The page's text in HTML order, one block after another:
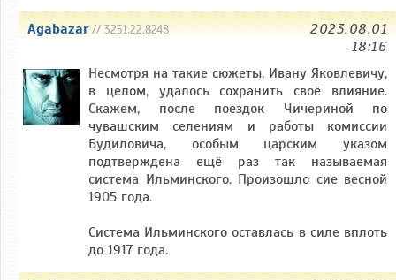
Agabazar// 3251.22.8248
2023.08.01
18:16
Несмотря на такие сюжеты, Ивану Яковлевичу,
в целом, удалось сохранить своё влияние.
Скажем, после поездок Чичериной по
чувашским селениям и работы комиссии
Будиловича, особым царским указом
подтверждена ещё раз так называемая
система Ильминского. Произошло сие весной
1905 года.
Система Ильминского оставлась в силе вплоть
до 1917 года.